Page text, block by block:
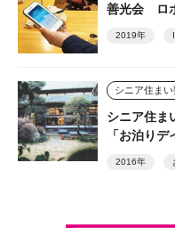
善光会 ロ
2019年
シニア住まい
シニア住ま
「お泊りデ
2016年